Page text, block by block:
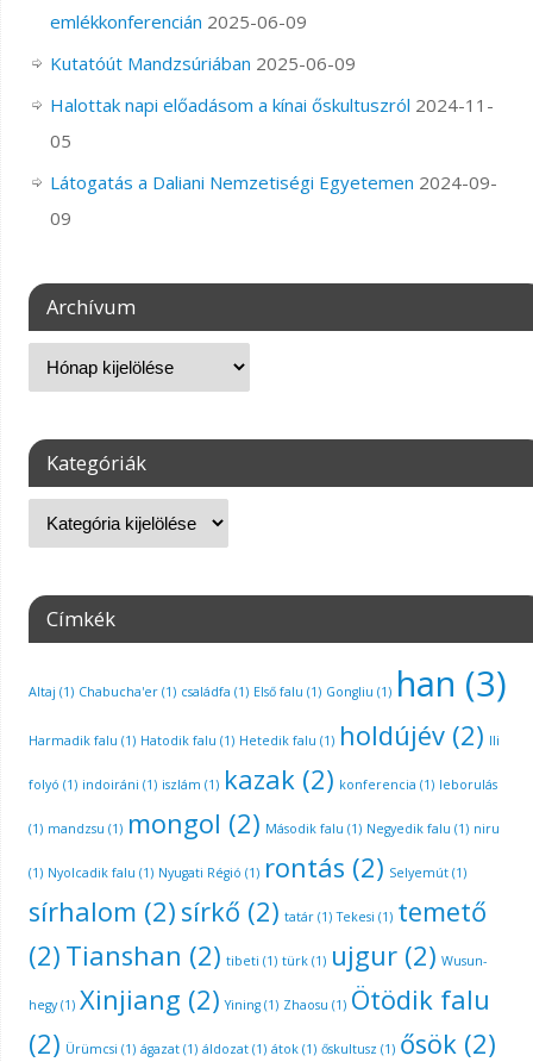
emlékkonferencián 2025-06-09
Kutatóút Mandzsúriában 2025-06-09
Halottak napi előadásom a kínai őskultuszról 2024-11-
05
Látogatás a Daliani Nemzetiségi Egyetemen 2024-09-
09
Archívum
Kategóriák
Címkék
Altaj (1) Chabucha'er(1) családfa (1) Első falu (1) Gongliu (1) han (3)
Harmadik falu (1) Hatodik falu (1) Hetedik falu (1) holdújév(2) Ili
folyó (1) indoiráni (1) iszlám (1) kazak (2) konferencia (1) leborulás
(1) mandzsu (1) mongol (2) Második falu (1) Negyedik falu (1) niru
(1) Nyolcadik falu (1) Nyugati Régió (1) rontás (2) Selyemút(1)
sírhalom (2) sírkő (2) tatár(1) Tekesi (1) temető
(2) Tianshan (2) tibeti (1) türk(1) ujgur(2) Wusun-
hegy(1) Xinjiang (2) Yining(1) Zhaosu (1) Ötödik falu
(2) Ürümcsi (1) ágazat(1) áldozat(1) átok(1) őskultusz (1) ősök (2)